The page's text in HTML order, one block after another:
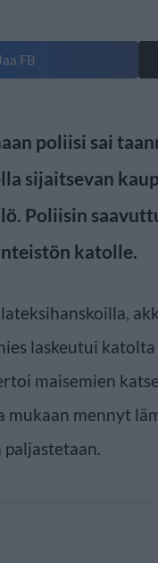
Jaa FB
poliisi sai
sijaitsevan
Poliisin
katolle.
laskeutui
maisemien
mukaan mennyt